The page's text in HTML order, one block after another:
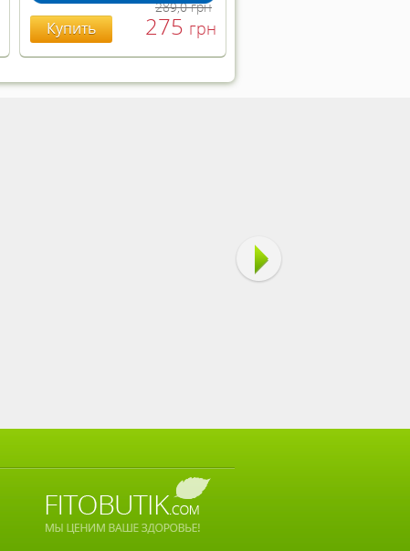
Купить
289,0грн
275 грн